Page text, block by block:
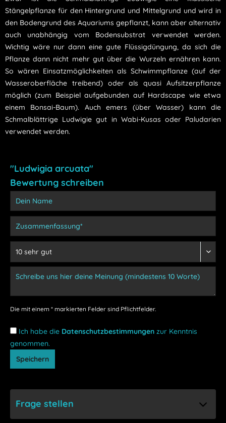
Stängelpflanze für den Hintergrund und Mittelgrund und wird in
den Bodengrund des Aquariums gepflanzt, kann aber alternativ
auch unabhängig vom Bodensubstrat verwendet werden.
Wichtig wäre nur dann eine gute Flüssigdüngung, da sich die
Pflanze dann nicht mehr gut über die Wurzeln ernähren kann.
So wären Einsatzmöglichkeiten als Schwimmpflanze (auf der
Wasseroberfläche treibend) oder als quasi Aufsitzerpflanze
möglich (zum Beispiel aufgebunden auf Hardscape wie etwa
einem Bonsai-Baum). Auch emers (über Wasser) kann die
Schmalblättrige Ludwigie gut in Wabi-Kusas oder Paludarien
verwendet werden.
"Ludwigia arcuata"
Bewertung schreiben
Die mit einem * markierten Felder sind Pflichtfelder.
Ich habe die Datenschutzbestimmungen zur Kenntnis
genommen.
Speichern
Frage stellen